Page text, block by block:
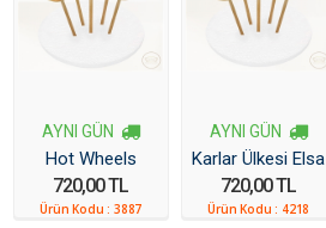
AYNI GÜN
Hot Wheels
Arabalar Resimli
720,00 TL
Ürün Kodu :3887
AYNI GÜN
Karlar Ülkesi Elsa
Anna Resimli
720,00 TL
Ürün Kodu : 4218